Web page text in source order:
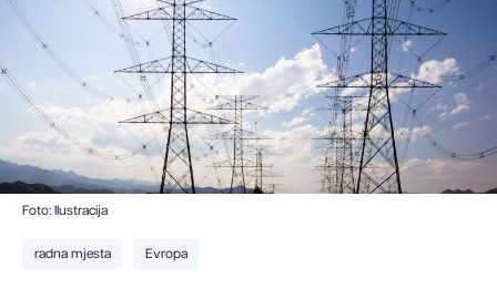
Foto: Ilustracija
radna mjesta Evropa